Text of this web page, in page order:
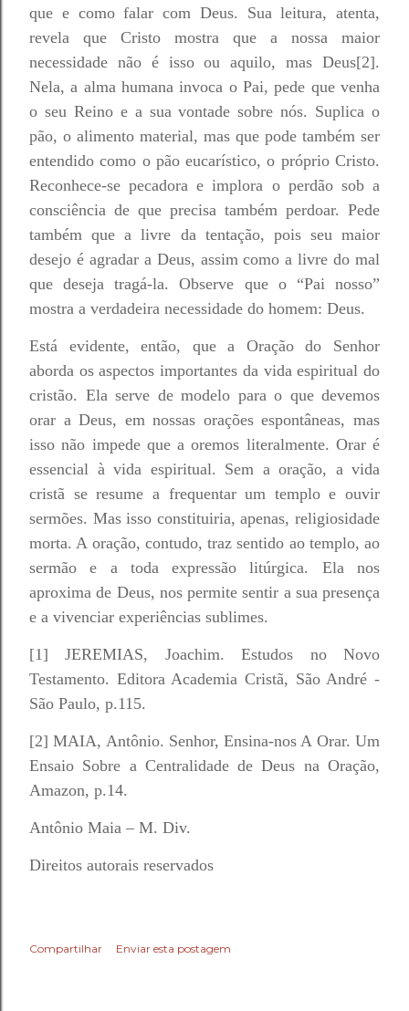
que e como falar com Deus. Sua leitura, atenta,
revela que Cristo mostra que a nossa maior
necessidade não é isso ou aquilo, mas Deus[2].
Nela, a alma humana invoca o Pai, pede que venha
o seu Reino e a sua vontade sobre nós. Suplica o
pão, o alimento material, mas que pode também ser
entendido como o pão eucarístico, o próprio Cristo.
Reconhece-se pecadora e implora o perdão sob a
consciência de que precisa também perdoar. Pede
também que a livre da tentação, pois seu maior
desejo é agradar a Deus, assim como a livre do mal
que deseja tragá-la. Observe que o “Pai nosso”
mostra a verdadeira necessidade do homem: Deus.
Está evidente, então, que a Oração do Senhor
aborda os aspectos importantes da vida espiritual do
cristão. Ela serve de modelo para o que devemos
orar a Deus, em nossas orações espontâneas, mas
isso não impede que a oremos literalmente. Orar é
essencial à vida espiritual. Sem a oração, a vida
cristã se resume a frequentar um templo e ouvir
sermões. Mas isso constituiria, apenas, religiosidade
morta. A oração, contudo, traz sentido ao templo, ao
sermão e a toda expressão litúrgica. Ela nos
aproxima de Deus, nos permite sentir a sua presença
e a vivenciar experiências sublimes.
[1] JEREMIAS, Joachim. Estudos no Novo
Testamento. Editora Academia Cristã, São André -
São Paulo, p.115.
[2] MAIA, Antônio. Senhor, Ensina-nos A Orar. Um
Ensaio Sobre a Centralidade de Deus na Oração,
Amazon, p.14.
Antônio Maia – M. Div.
Direitos autorais reservados
Compartilhar Enviar esta postagem